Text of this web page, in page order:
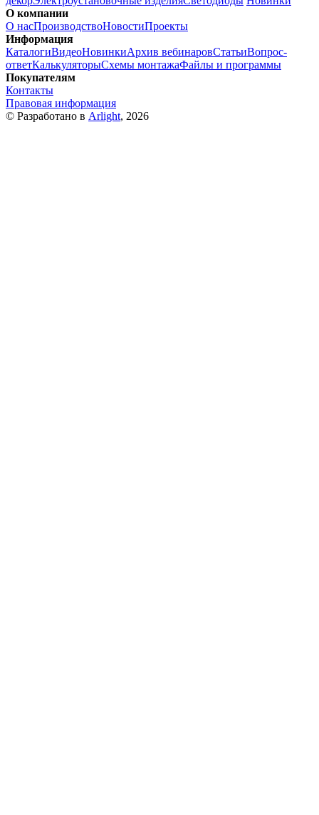
О компании
О насПроизводствоНовостиПроекты
Информация
КаталогиВидеоНовинкиАрхив вебинаровСтатьиВопрос-
ответКалькуляторыСхемы монтажаФайлы и программы
Покупателям
Контакты
Правовая информация
© Разработано в Arlight, 2026